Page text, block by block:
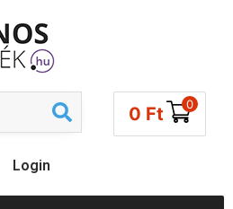
0 Ft 0
Login